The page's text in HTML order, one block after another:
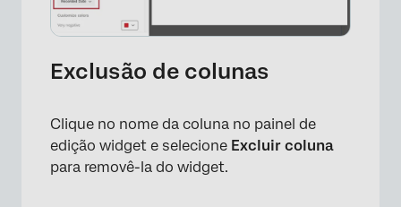
Exclusão de colunas
Clique no nome da coluna no painel de
edição widget e selecione Excluir coluna
para removê-la do widget.